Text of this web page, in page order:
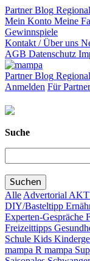
PartnerBlog Regional
Mein Konto Meine
Gewinnspiele
Kontakt / Über uns
AGB Datenschutz
PartnerBlog Regional
Anmelden Für Partner
Suche
AlleAdvertorial
DIY/Basteltipp
Experten-Gespräche
Freizeittipps
Schule Kids
mampa R mampa